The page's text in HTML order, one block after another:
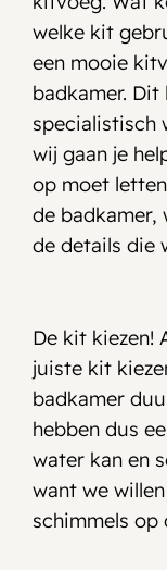
welke kit
een mooie
badkamer.
specialistisch
wij gaan je
op moet
de badkamer,
de details die
De kit kiezen!
juiste kit
badkamer
hebben dus
water kan en
want we
schimmels op